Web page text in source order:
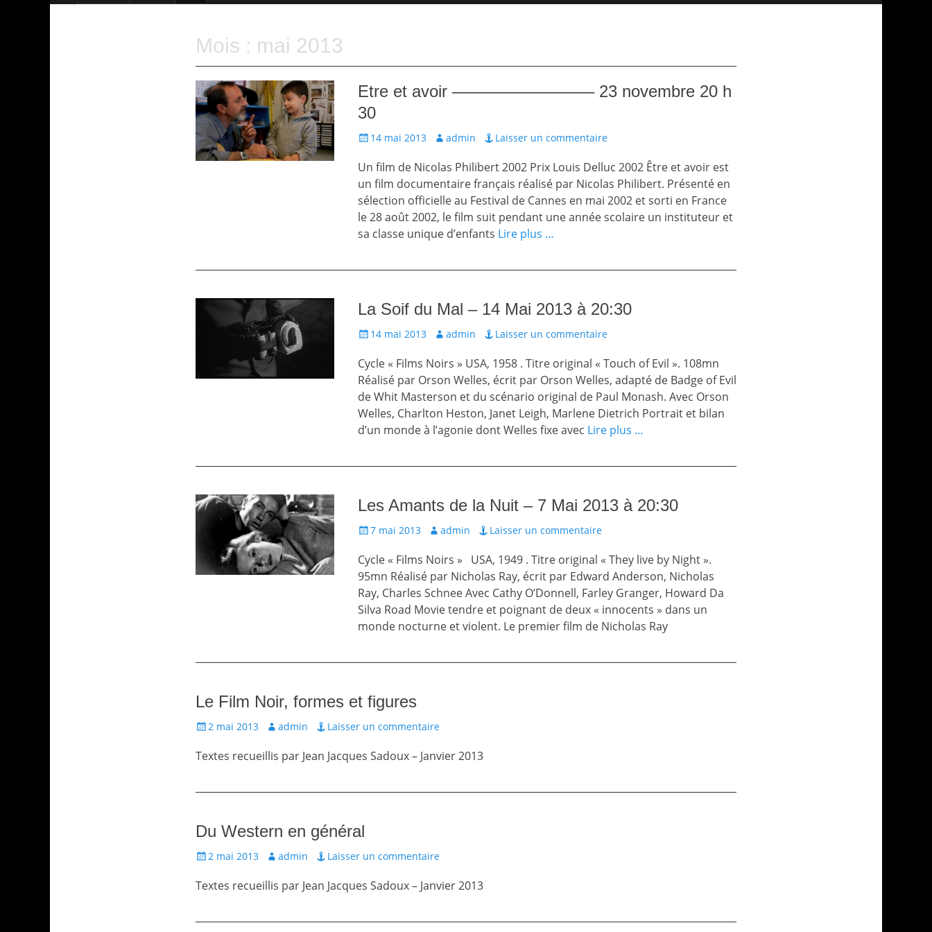
Mois : mai 2013
Etre et avoir ————————– 23 novembre 20 h
30
Écrit14 mai 2013 Auteur
admin Laisser un commentaire
Un film de Nicolas Philibert 2002 Prix Louis Delluc 2002 Être et avoir est
un film documentaire français réalisé par Nicolas Philibert. Présenté en
sélection officielle au Festival de Cannes en mai 2002 et sorti en France
le 28 août 2002, le film suit pendant une année scolaire un instituteur et
sa classe unique d’enfants Lire plus …
La Soif du Mal – 14 Mai 2013 à 20:30
Écrit14 mai 2013 Auteur
admin Laisser un commentaire
Cycle « Films Noirs » USA, 1958 . Titre original « Touch of Evil ». 108mn
Réalisé par Orson Welles, écrit par Orson Welles, adapté de Badge of Evil
de Whit Masterson et du scénario original de Paul Monash. Avec Orson
Welles, Charlton Heston, Janet Leigh, Marlene Dietrich Portrait et bilan
d’un monde à l’agonie dont Welles fixe avec Lire plus …
Les Amants de la Nuit – 7 Mai 2013 à 20:30
Écrit7 mai 2013 Auteur
admin Laisser un commentaire
Cycle « Films Noirs » USA, 1949 . Titre original « They live by Night ».
95mn Réalisé par Nicholas Ray, écrit par Edward Anderson, Nicholas
Ray, Charles Schnee Avec Cathy O’Donnell, Farley Granger, Howard Da
Silva Road Movie tendre et poignant de deux « innocents » dans un
monde nocturne et violent. Le premier film de Nicholas Ray
Le Film Noir, formes et figures
Écrit2 mai 2013 Auteur
admin Laisser un commentaire
Textes recueillis par Jean Jacques Sadoux – Janvier 2013
Du Western en général
Écrit2 mai 2013 Auteur
admin Laisser un commentaire
Textes recueillis par Jean Jacques Sadoux – Janvier 2013